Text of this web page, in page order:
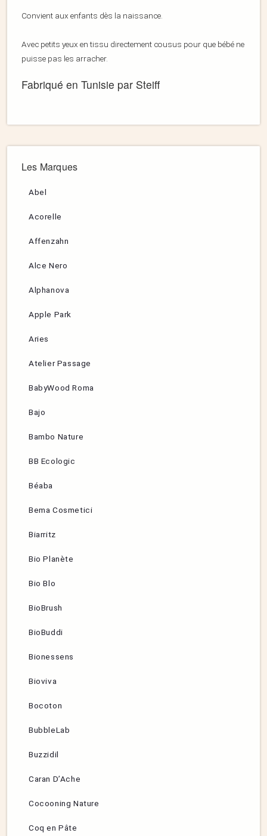
Convient aux enfants dès la naissance.
Avec petits yeux en tissu directement cousus pour que bébé ne
puisse pas les arracher.
Fabriqué en Tunisie par Steiff
Les Marques
Abel
Acorelle
Affenzahn
Alce Nero
Alphanova
Apple Park
Aries
Atelier Passage
BabyWood Roma
Bajo
Bambo Nature
BB Ecologic
Béaba
Bema Cosmetici
Biarritz
Bio Planète
Bio Blo
BioBrush
BioBuddi
Bionessens
Bioviva
Bocoton
BubbleLab
Buzzidil
Caran D’Ache
Cocooning Nature
Coq en Pâte